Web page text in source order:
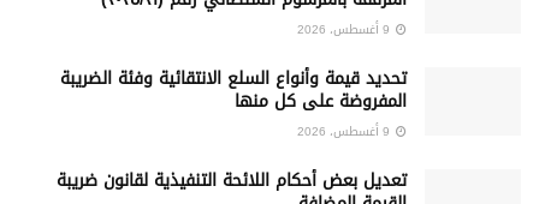
تحديد قيمة وأنواع السلع الانتقائية وفئة الضريبة
المفروضة على كل منها
تعديل بعض أحكام اللائحة التنفيذية لقانون ضريبة